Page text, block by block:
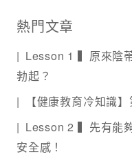
熱門文章
Lesson 1 ▍原來陰
勃起？
【健康教育冷知識
Lesson 2 ▍先有能
安全感！